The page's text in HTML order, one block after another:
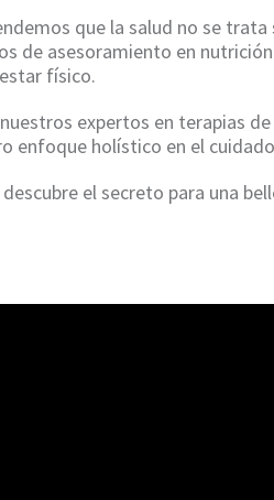
que la salud no se
de asesoramiento en
físico.
expertos en terapias
enfoque holístico en el
descubre el secreto para una